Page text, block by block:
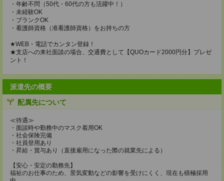
・年齢不問（50代・60代の方も活躍中！）
・未経験OK
・ブランクOK
・看護師資格（准看護師資格）をお持ちの方
★WEB・電話でカンタン登録！
★支店への来社面談の場合、交通費として【QUOカード2000円分】プレゼ
ント！
派遣先の概要
配属先について
≪待遇≫
・面談時や勤務中のマスク着用OK
・社会保険完備
・社員登用あり
・昇給・賞与あり（直接雇用になった際の就業先による）
【安心・安定の勤務先】
福祉のお仕事のため、景気変動などの影響を受けにくく、現在も積極採用